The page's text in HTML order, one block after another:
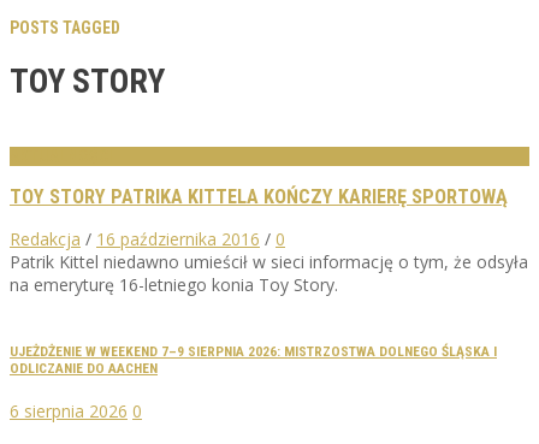
POSTS TAGGED
TOY STORY
TOY STORY PATRIKA KITTELA KOŃCZY KARIERĘ SPORTOWĄ
Redakcja / 16 października 2016 / 0
Patrik Kittel niedawno umieścił w sieci informację o tym, że odsyła
na emeryturę 16-letniego konia Toy Story.
UJEŻDŻENIE W WEEKEND 7–9 SIERPNIA 2026: MISTRZOSTWA DOLNEGO ŚLĄSKA I
ODLICZANIE DO AACHEN
6 sierpnia 2026 0